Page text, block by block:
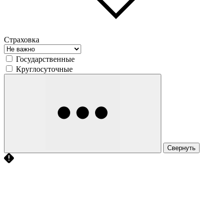
Страховка
Государственные
Круглосуточные
Свернуть